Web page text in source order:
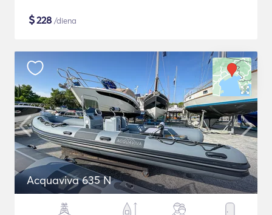
$228 /diena
Acquaviva 635 N